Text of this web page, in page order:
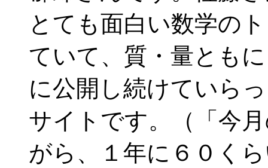
とても面白い数学の
ていて、質・量とも
に公開し続けていら
サイトです。（「今
がら、１年に６０く